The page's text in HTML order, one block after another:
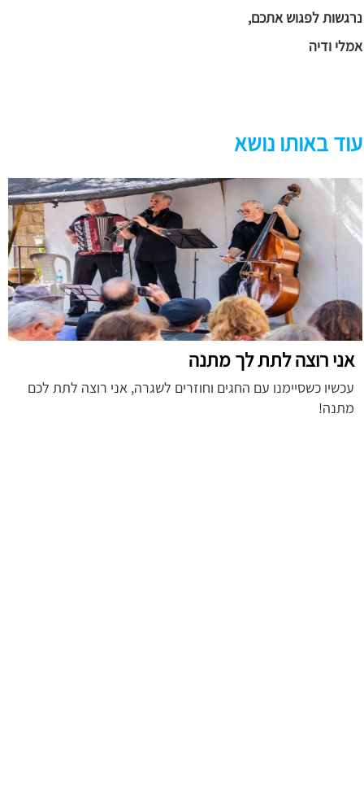
נרגשות לפגוש אתכם,
אמלי ודיה
עוד באותו נושא
אני רוצה לתת לך מתנה
עכשיו כשסיימנו עם החגים וחוזרים לשגרה, אני רוצה לתת לכם
מתנה!